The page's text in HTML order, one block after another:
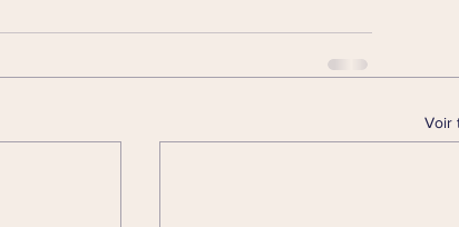
Voir